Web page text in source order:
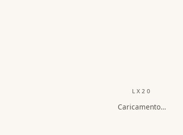
LX20
Caricamento…